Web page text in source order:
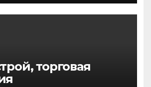
торговая